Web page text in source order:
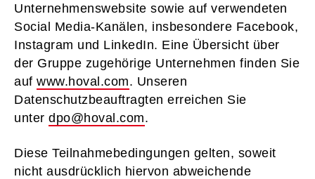
Unternehmenswebsite sowie auf verwendeten
Social Media-Kanälen, insbesondere Facebook,
Instagram und LinkedIn. Eine Übersicht über
der Gruppe zugehörige Unternehmen finden Sie
auf www.hoval.com. Unseren
Datenschutzbeauftragten erreichen Sie
unter dpo@hoval.com.
Diese Teilnahmebedingungen gelten, soweit
nicht ausdrücklich hiervon abweichende